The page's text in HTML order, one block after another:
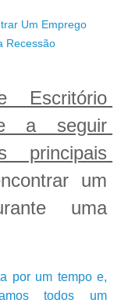
Um Emprego
Recessão
Escritório
a seguir
principais
um
uma
por um tempo e,
todos um